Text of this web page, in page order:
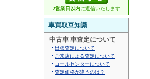
2営業日以内に返信いたします
車買取豆知識
中古車 車査定について
出張査定について
ご来店による査定について
コールセンターについて
査定価格が違うのは？